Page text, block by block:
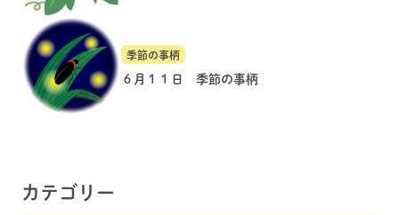
季節の事柄
６月１１日 季節の事柄
カテゴリー